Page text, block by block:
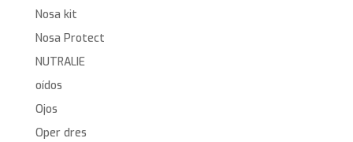
Nosa kit
Nosa Protect
NUTRALIE
oídos
Ojos
Oper dres